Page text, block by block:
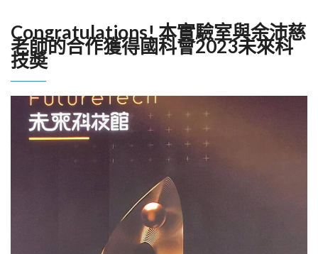
Congratulations! 本實驗室與余沛慈
老師的合作獲得國科會2023未來科
技奬